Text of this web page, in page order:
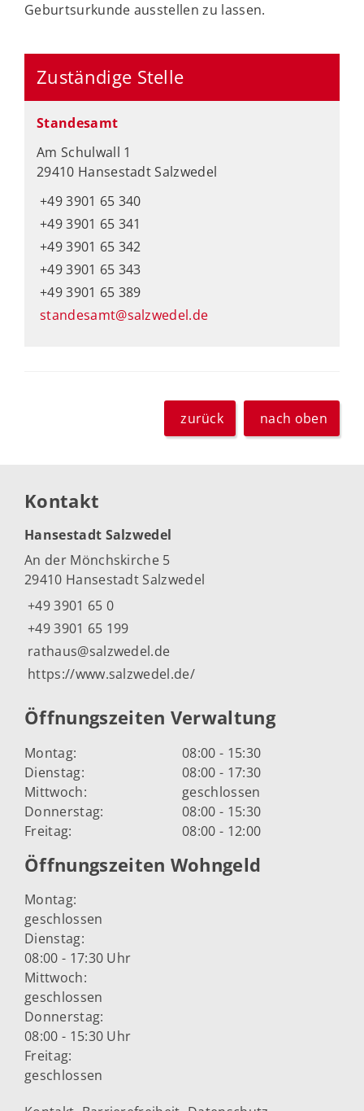
Geburtsurkunde ausstellen zu lassen.
Zuständige Stelle
Standesamt
Am Schulwall 1
29410 Hansestadt Salzwedel
+49 3901 65 340
+49 3901 65 341
+49 3901 65 342
+49 3901 65 343
+49 3901 65 389
standesamt@salzwedel.de
zurück nach oben
Kontakt
Hansestadt Salzwedel
An der Mönchskirche 5
29410 Hansestadt Salzwedel
+49 3901 65 0
+49 3901 65 199
rathaus@salzwedel.de
https://www.salzwedel.de/
Öffnungszeiten Verwaltung
Montag:
08:00 - 15:30
Dienstag:
08:00 - 17:30
Mittwoch:
geschlossen
Donnerstag:
08:00 - 15:30
Freitag:
08:00 - 12:00
Öffnungszeiten Wohngeld
Montag:
geschlossen
Dienstag:
08:00 - 17:30 Uhr
Mittwoch:
geschlossen
Donnerstag:
08:00 - 15:30 Uhr
Freitag:
geschlossen